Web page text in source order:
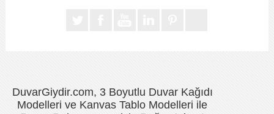
DuvarGiydir.com, 3 Boyutlu Duvar Kağıdı
Modelleri ve Kanvas Tablo Modelleri ile